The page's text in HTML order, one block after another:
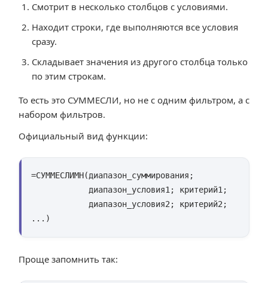
Смотрит в несколько столбцов с условиями.
Находит строки, где выполняются все условия
сразу.
Складывает значения из другого столбца только
по этим строкам.
То есть это СУММЕСЛИ, но не с одним фильтром, а с
набором фильтров.
Официальный вид функции:
=СУММЕСЛИМН(диапазон_суммирования;
...)
Проще запомнить так: